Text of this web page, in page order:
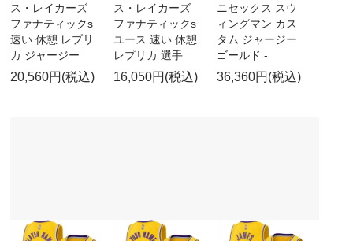
ス・レイカーズ
ファナティックs
速い 休憩 レプリ
カ ジャージー
20,560円(税込)
ス・レイカーズ
ファナティックs
ユース 速い 休憩
レプリカ 選手
16,050円(税込)
ニセックス スウ
ィングマン カス
タム ジャージー
ゴールド -
36,360円(税込)